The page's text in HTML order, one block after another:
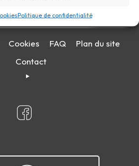
Politique de confidentialité
Cookies FAQ
Plan du site
Contact